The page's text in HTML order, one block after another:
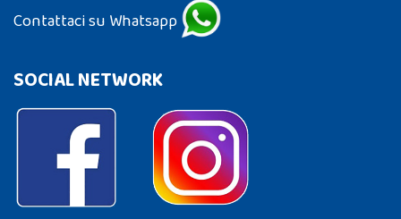
Contattaci su Whatsapp
SOCIAL NETWORK